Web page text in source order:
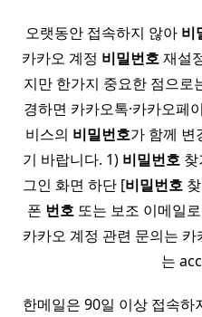
오랫동안 접속하지 않아 비
카카오 계정 비밀번호재설
지만 한가지 중요한 점으로
경하면 카카오톡·카카오페
비스의 비밀번호가 함께 변
기 바랍니다. 1) 비밀번호
그인 화면 하단 [비밀번호
폰 번호 또는 보조 이메일
카카오 계정 관련 문의는
는
한메일은 90일 이상 접속